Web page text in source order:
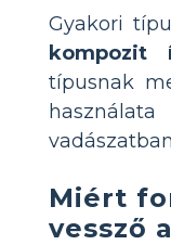
Gyakori
kompozit
típusnak
Miért
vessző